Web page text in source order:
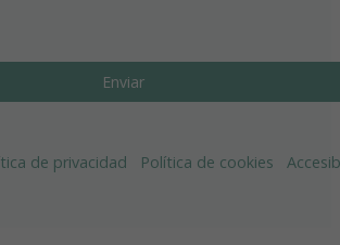
de privacidad Política de cookies